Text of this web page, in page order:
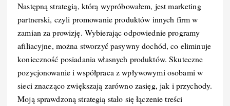
Następną strategią, którą wypróbowałem, jest marketing
partnerski, czyli promowanie produktów innych firm w
zamian za prowizję. Wybierając odpowiednie programy
afiliacyjne, można stworzyć pasywny dochód, co eliminuje
konieczność posiadania własnych produktów. Skuteczne
pozycjonowanie i współpraca z wpływowymi osobami w
sieci znacząco zwiększają zarówno zasięg, jak i przychody.
Moją sprawdzoną strategią stało się łączenie treści